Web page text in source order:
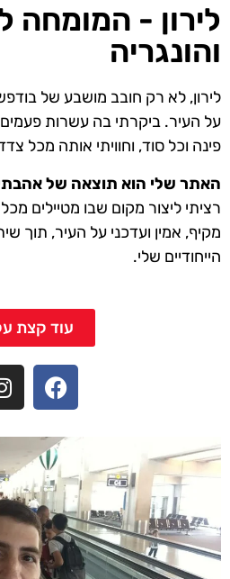
לירון - המומחה
והונגריה
לירון, לא רק חובב מושבע של
על העיר. ביקרתי בה עשרות
פינה וכל סוד, וחוויתי אותה מכל
האתר שלי הוא תוצאה של
רציתי ליצור מקום שבו מטיילים
מקיף, אמין ועדכני על העיר, תוך
הייחודיים שלי.
עוד קצת